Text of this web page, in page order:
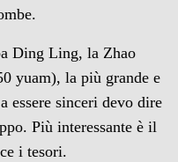
Ding Ling, la Zhao
yuam), la più grande e
essere sinceri devo dire
Più interessante è il
i tesori.